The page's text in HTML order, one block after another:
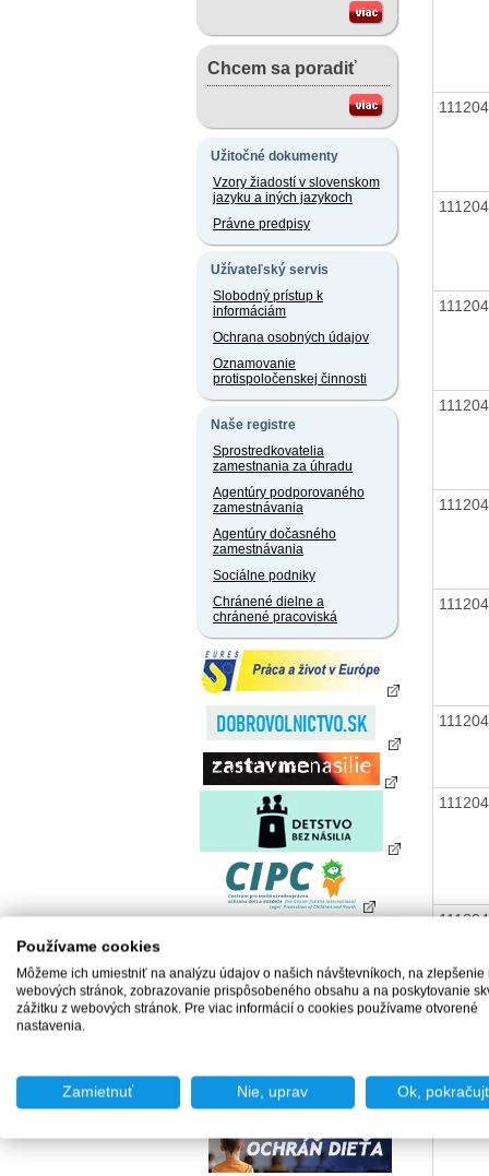
Chcem sa poradiť
Užitočné dokumenty
Vzory žiadostí v slovenskom
jazyku a iných jazykoch
Právne predpisy
Užívateľský servis
Slobodný prístup k
informáciám
Ochrana osobných údajov
Oznamovanie
protispoločenskej činnosti
Naše registre
Sprostredkovatelia
zamestnania za úhradu
Agentúry podporovaného
zamestnávania
Agentúry dočasného
zamestnávania
Sociálne podniky
Chránené dielne a
chránené pracoviská
Používame cookies
Môžeme ich umiestniť na analýzu údajov o našich návštevníkoch, na zlepšenie
webových stránok, zobrazovanie prispôsobeného obsahu a na poskytovanie
zážitku z webových stránok. Pre viac informácií o cookies používame otvorené
nastavenia.
Zamietnuť Nie, uprav Ok,